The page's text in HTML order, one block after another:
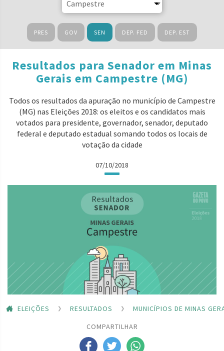
PRES GOV SEN DEP. FED DEP. EST
Resultados para Senador em Minas
Gerais em Campestre (MG)
Todos os resultados da apuração no município de Campestre
(MG) nas Eleições 2018: os eleitos e os candidatos mais
votados para presidente, governador, senador, deputado
federal e deputado estadual somando todos os locais de
votação da cidade
07/10/2018
ELEIÇÕES RESULTADOS
MUNICÍPIOS DE MINAS
COMPARTILHAR